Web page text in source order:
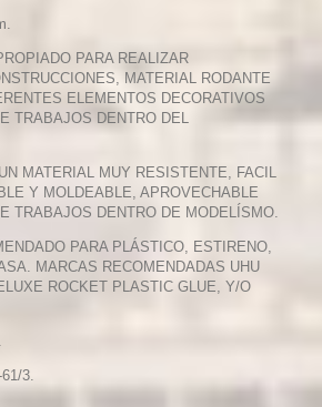
PARA REALIZAR
MATERIAL RODANTE
ELEMENTOS DECORATIVOS
TRABAJOS DENTRO DEL
MATERIAL MUY RESISTENTE, FACIL
Y MOLDEABLE, APROVECHABLE
TRABAJOS DENTRO DE MODELÍSMO.
PARA PLÁSTICO, ESTIRENO,
MARCAS RECOMENDADAS UHU
ROCKET PLASTIC GLUE, Y/O
3.